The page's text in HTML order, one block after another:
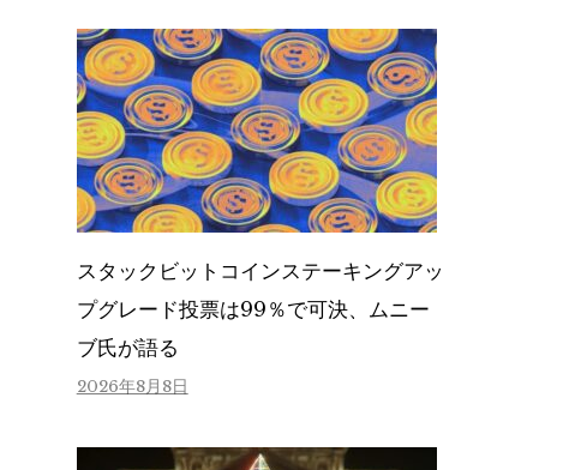
スタックビットコインステーキングアッ
プグレード投票は99％で可決、ムニー
ブ氏が語る
2026年8月8日